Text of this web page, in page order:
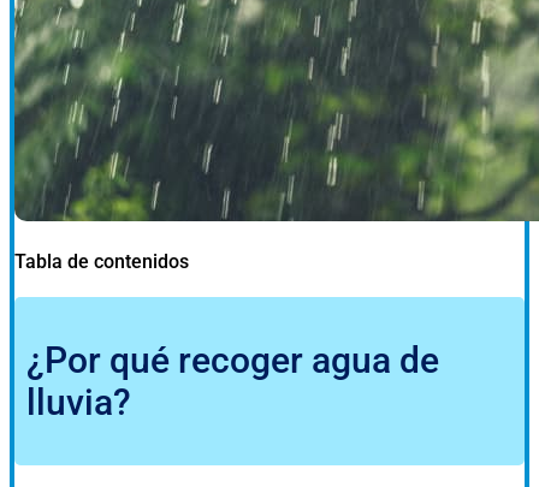
Tabla de contenidos
¿Por qué recoger agua de
lluvia?